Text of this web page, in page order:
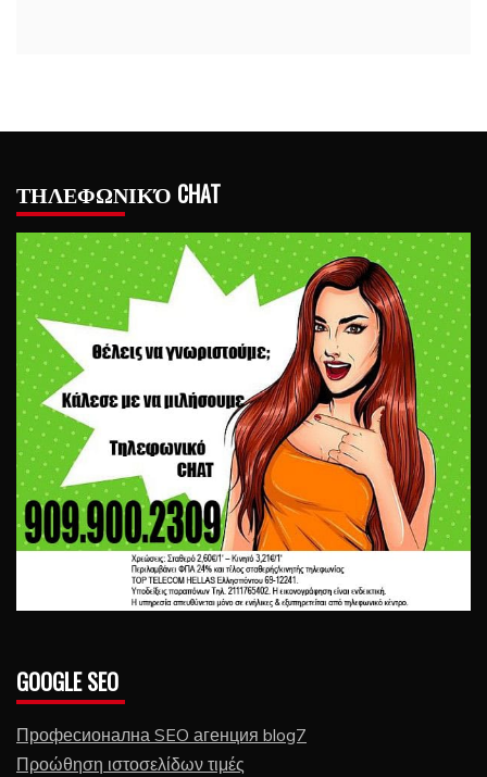
ΤΗΛΕΦΩΝΙΚΌ CHAT
GOOGLE SEO
Професионална SEO агенция blog7
Προώθηση ιστοσελίδων τιμές